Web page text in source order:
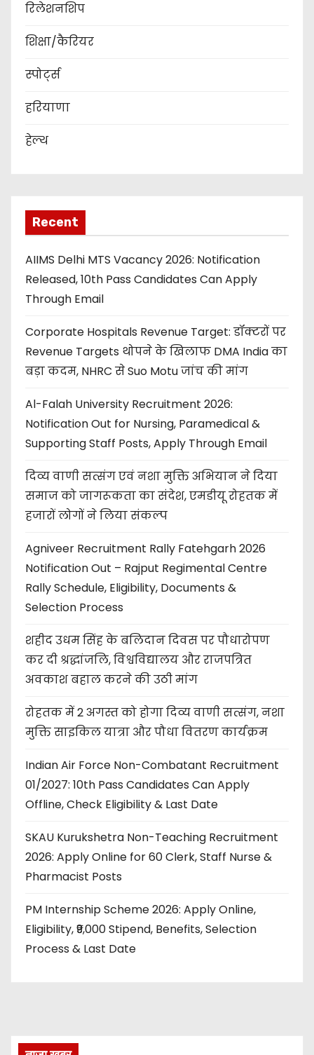
रिलेशनशिप
शिक्षा/कैरियर
स्पोर्ट्स
हरियाणा
हेल्थ
Recent
AIIMS Delhi MTS Vacancy 2026: Notification
Released, 10th Pass Candidates Can Apply
Through Email
Corporate Hospitals Revenue Target: डॉक्टरों पर
Revenue Targets थोपने के खिलाफ DMA India का
बड़ा कदम, NHRC से Suo Motu जांच की मांग
Al-Falah University Recruitment 2026:
Notification Out for Nursing, Paramedical &
Supporting Staff Posts, Apply Through Email
दिव्य वाणी सत्संग एवं नशा मुक्ति अभियान ने दिया
समाज को जागरूकता का संदेश, एमडीयू रोहतक में
हजारों लोगों ने लिया संकल्प
Agniveer Recruitment Rally Fatehgarh 2026
Notification Out – Rajput Regimental Centre
Rally Schedule, Eligibility, Documents &
Selection Process
शहीद उधम सिंह के बलिदान दिवस पर पौधारोपण
कर दी श्रद्धांजलि, विश्वविद्यालय और राजपत्रित
अवकाश बहाल करने की उठी मांग
रोहतक में 2 अगस्त को होगा दिव्य वाणी सत्संग, नशा
मुक्ति साइकिल यात्रा और पौधा वितरण कार्यक्रम
Indian Air Force Non-Combatant Recruitment
01/2027: 10th Pass Candidates Can Apply
Offline, Check Eligibility & Last Date
SKAU Kurukshetra Non-Teaching Recruitment
2026: Apply Online for 60 Clerk, Staff Nurse &
Pharmacist Posts
PM Internship Scheme 2026: Apply Online,
Eligibility, ₹9,000 Stipend, Benefits, Selection
Process & Last Date